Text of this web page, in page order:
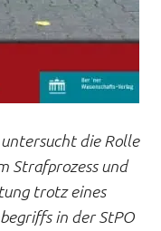
die Rolle
Strafprozess und
trotz eines
in der StPO